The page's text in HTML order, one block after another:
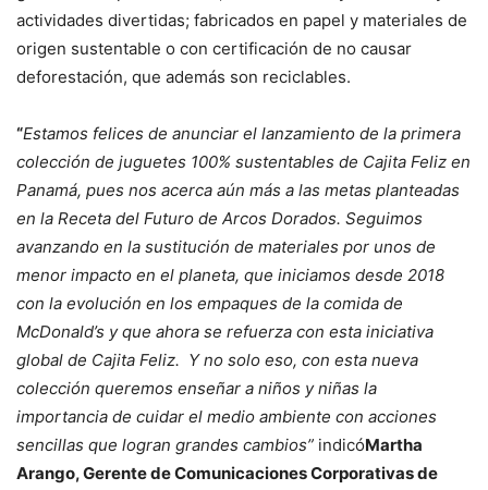
actividades divertidas; fabricados en papel y materiales de
origen sustentable o con certificación de no causar
deforestación, que además son reciclables.
“Estamos felices de anunciar el lanzamiento de la primera
colección de juguetes 100% sustentables de Cajita Feliz en
Panamá, pues nos acerca aún más a las metas planteadas
en la Receta del Futuro de Arcos Dorados. Seguimos
avanzando en la sustitución de materiales por unos de
menor impacto en el planeta, que iniciamos desde 2018
con la evolución en los empaques de la comida de
McDonald’s y que ahora se refuerza con esta iniciativa
global de Cajita Feliz. Y no solo eso, con esta nueva
colección queremos enseñar a niños y niñas la
importancia de cuidar el medio ambiente con acciones
sencillas que logran grandes cambios” indicóMartha
Arango, Gerente de Comunicaciones Corporativas de